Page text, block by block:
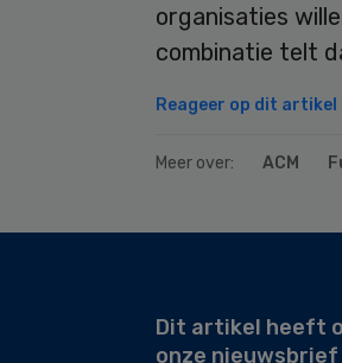
organisaties
combinatie telt
Reageer op dit artikel
Meer over: ACM
Dit artikel heeft
onze nieuwsbrief